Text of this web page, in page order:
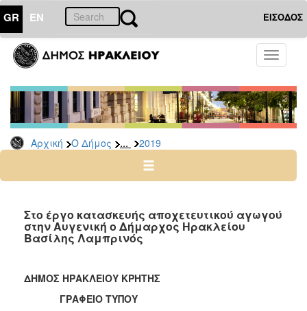
GR EN ΕΙΣΟΔΟΣ
Toggle
Αρχική Ο Δήμος ... 2019
ΔΗΜΟΣ
Δελτία
Τύπου
Αρχείο
2026
2024
2022
2021
Στο έργο κατασκευής αποχετευτικού αγωγού
στην Αυγενική ο Δήμαρχος Ηρακλείου
Βασίλης Λαμπρινός
ΔΗΜΟΣ ΗΡΑΚΛΕΙΟΥ ΚΡΗΤΗΣ
ΓΡΑΦΕΙΟ ΤΥΠΟΥ